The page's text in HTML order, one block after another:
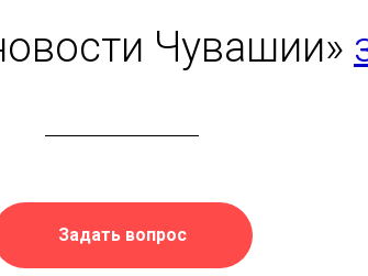
Чувашии»
Задать вопрос